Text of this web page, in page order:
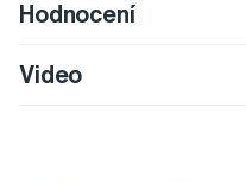
Hodnocení
Video